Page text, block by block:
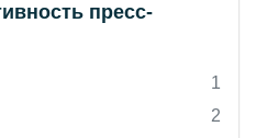
пресс-
1
2